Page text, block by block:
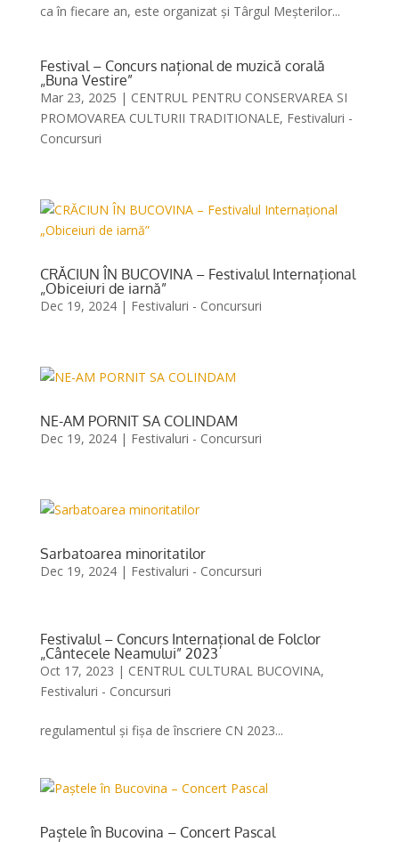
ca în fiecare an, este organizat și Târgul Meșterilor...
Festival – Concurs național de muzică corală
„Buna Vestire”
Mar 23, 2025 | CENTRUL PENTRU CONSERVAREA SI
PROMOVAREA CULTURII TRADITIONALE, Festivaluri -
Concursuri
CRĂCIUN ÎN BUCOVINA – Festivalul Internațional
„Obiceiuri de iarnă”
Dec 19, 2024| Festivaluri - Concursuri
NE-AM PORNIT SA COLINDAM
Dec 19, 2024| Festivaluri - Concursuri
Sarbatoarea minoritatilor
Dec 19, 2024| Festivaluri - Concursuri
Festivalul – Concurs Internațional de Folclor
„Cântecele Neamului” 2023
Oct 17, 2023 | CENTRUL CULTURAL BUCOVINA,
Festivaluri - Concursuri
regulamentul și fișa de înscriere CN 2023...
Paștele în Bucovina – Concert Pascal